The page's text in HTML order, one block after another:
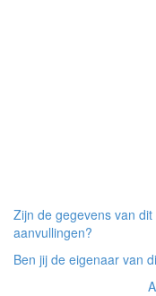
Zijn de gegevens van
aanvullingen?
Ben jij de eigenaar van